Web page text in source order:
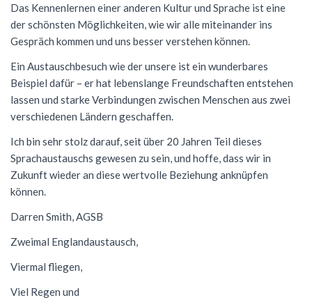
Das Kennenlernen einer anderen Kultur und Sprache ist eine
der schönsten Möglichkeiten, wie wir alle miteinander ins
Gespräch kommen und uns besser verstehen können.
Ein Austauschbesuch wie der unsere ist ein wunderbares
Beispiel dafür – er hat lebenslange Freundschaften entstehen
lassen und starke Verbindungen zwischen Menschen aus zwei
verschiedenen Ländern geschaffen.
Ich bin sehr stolz darauf, seit über 20 Jahren Teil dieses
Sprachaustauschs gewesen zu sein, und hoffe, dass wir in
Zukunft wieder an diese wertvolle Beziehung anknüpfen
können.
Darren Smith, AGSB
Zweimal Englandaustausch,
Viermal fliegen,
Viel Regen und